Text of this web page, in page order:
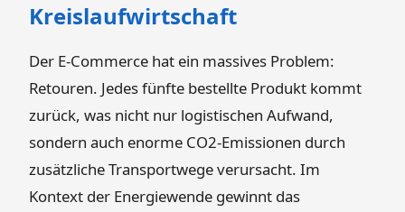
Kreislaufwirtschaft
Der E-Commerce hat ein massives Problem:
Retouren. Jedes fünfte bestellte Produkt kommt
zurück, was nicht nur logistischen Aufwand,
sondern auch enorme CO2-Emissionen durch
zusätzliche Transportwege verursacht. Im
Kontext der Energiewende gewinnt das